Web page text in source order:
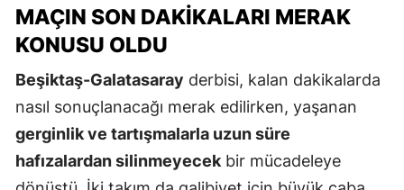
MAÇIN SON DAKIKALARI MERAK
KONUSU OLDU
Beşiktaş-Galatasaray derbisi, kalan dakikalarda
nasıl sonuçlanacağı merak edilirken, yaşanan
gerginlik ve tartışmalarla uzun süre
hafızalardan silinmeyecek bir mücadeleye